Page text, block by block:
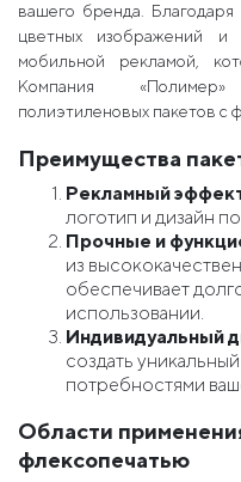
вашего бренда. Благодаря
цветных изображений и
мобильной рекламой,
Компания
полиэтиленовых пакетов с
Преимущества
Рекламный
логотип и дизайн
Прочные и
из
обеспечивает
использовании.
Индивидуальный
создать
потребностями
Области
флексопечатью